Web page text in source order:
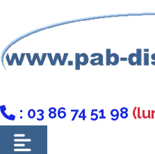
 : 03 86 74 51 98